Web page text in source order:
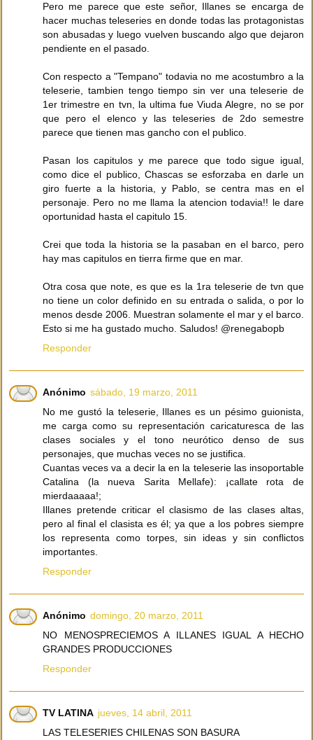
Pero me parece que este señor, Illanes se encarga de
hacer muchas teleseries en donde todas las protagonistas
son abusadas y luego vuelven buscando algo que dejaron
pendiente en el pasado.
Con respecto a "Tempano" todavia no me acostumbro a la
teleserie, tambien tengo tiempo sin ver una teleserie de
1er trimestre en tvn, la ultima fue Viuda Alegre, no se por
que pero el elenco y las teleseries de 2do semestre
parece que tienen mas gancho con el publico.
Pasan los capitulos y me parece que todo sigue igual,
como dice el publico, Chascas se esforzaba en darle un
giro fuerte a la historia, y Pablo, se centra mas en el
personaje. Pero no me llama la atencion todavia!! le dare
oportunidad hasta el capitulo 15.
Crei que toda la historia se la pasaban en el barco, pero
hay mas capitulos en tierra firme que en mar.
Otra cosa que note, es que es la 1ra teleserie de tvn que
no tiene un color definido en su entrada o salida, o por lo
menos desde 2006. Muestran solamente el mar y el barco.
Esto si me ha gustado mucho. Saludos! @renegabopb
Responder
Anónimo sábado, 19 marzo, 2011
No me gustó la teleserie, Illanes es un pésimo guionista,
me carga como su representación caricaturesca de las
clases sociales y el tono neurótico denso de sus
personajes, que muchas veces no se justifica.
Cuantas veces va a decir la en la teleserie las insoportable
Catalina (la nueva Sarita Mellafe): ¡callate rota de
mierdaaaaa!;
Illanes pretende criticar el clasismo de las clases altas,
pero al final el clasista es él; ya que a los pobres siempre
los representa como torpes, sin ideas y sin conflictos
importantes.
Responder
Anónimo domingo, 20 marzo, 2011
NO MENOSPRECIEMOS A ILLANES IGUAL A HECHO
GRANDES PRODUCCIONES
Responder
TV LATINA jueves, 14 abril, 2011
LAS TELESERIES CHILENAS SON BASURA